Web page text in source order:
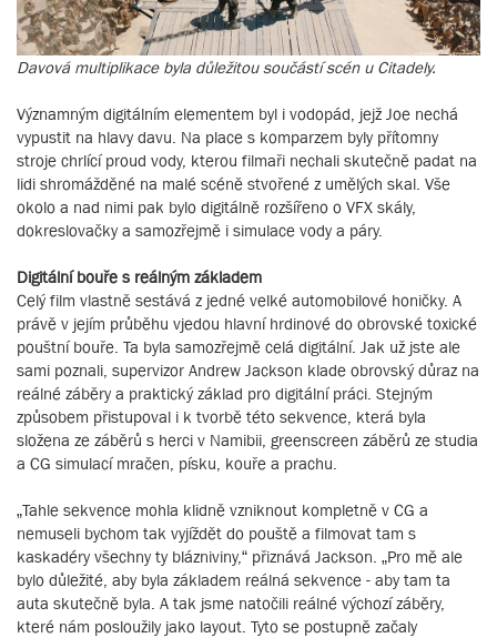
Davová multiplikace byla důležitou součástí scén u Citadely.
Významným digitálním elementem byl i vodopád, jejž Joe nechá
vypustit na hlavy davu. Na place s komparzem byly přítomny
stroje chrlící proud vody, kterou filmaři nechali skutečně padat na
lidi shromážděné na malé scéně stvořené z umělých skal. Vše
okolo a nad nimi pak bylo digitálně rozšířeno o VFX skály,
dokreslovačky a samozřejmě i simulace vody a páry.
Digitální bouře s reálným základem
Celý film vlastně sestává z jedné velké automobilové honičky. A
právě v jejím průběhu vjedou hlavní hrdinové do obrovské toxické
pouštní bouře. Ta byla samozřejmě celá digitální. Jak už jste ale
sami poznali, supervizor Andrew Jackson klade obrovský důraz na
reálné záběry a praktický základ pro digitální práci. Stejným
způsobem přistupoval i k tvorbě této sekvence, která byla
složena ze záběrů s herci v Namibii, greenscreen záběrů ze studia
a CG simulací mračen, písku, kouře a prachu.
„Tahle sekvence mohla klidně vzniknout kompletně v CG a
nemuseli bychom tak vyjíždět do pouště a filmovat tam s
kaskadéry všechny ty blázniviny,“ přiznává Jackson. „Pro mě ale
bylo důležité, aby byla základem reálná sekvence - aby tam ta
auta skutečně byla. A tak jsme natočili reálné výchozí záběry,
které nám posloužily jako layout. Tyto se postupně začaly